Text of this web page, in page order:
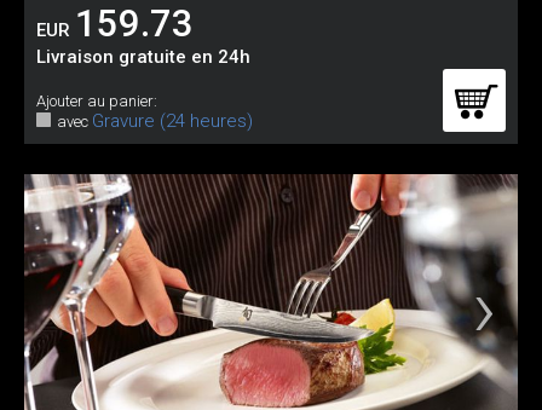
EUR 159.73
Livraison gratuite en 24h
Ajouter au panier:
avec Gravure (24 heures)